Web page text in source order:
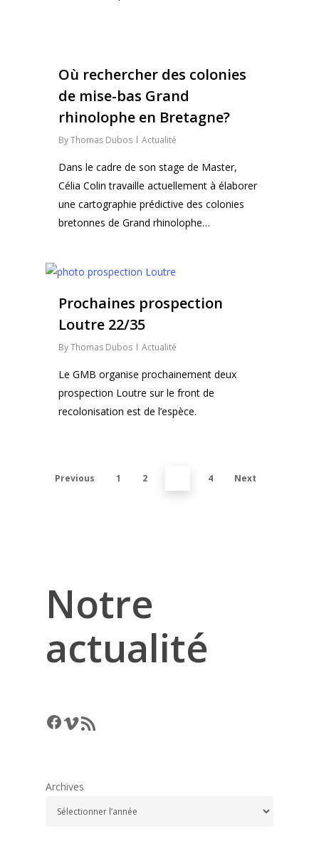
Où rechercher des colonies
de mise-bas Grand
rhinolophe en Bretagne?
ByThomas Dubos Actualité
Dans le cadre de son stage de Master,
Célia Colin travaille actuellement à élaborer
une cartographie prédictive des colonies
bretonnes de Grand rhinolophe…
Prochaines prospection
Loutre 22/35
ByThomas Dubos Actualité
Le GMB organise prochainement deux
prospection Loutre sur le front de
recolonisation est de l’espèce.
0
Previous 1 2 4 Next
Notre
actualité
Facebook
Vimeo
Archives